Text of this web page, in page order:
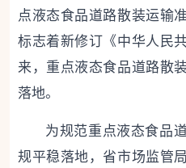
点液态食品道路散装运输
标志着新修订《中华人民
来，重点液态食品道路散
落地。
为规范重点液态食品
规平稳落地，省市场监管